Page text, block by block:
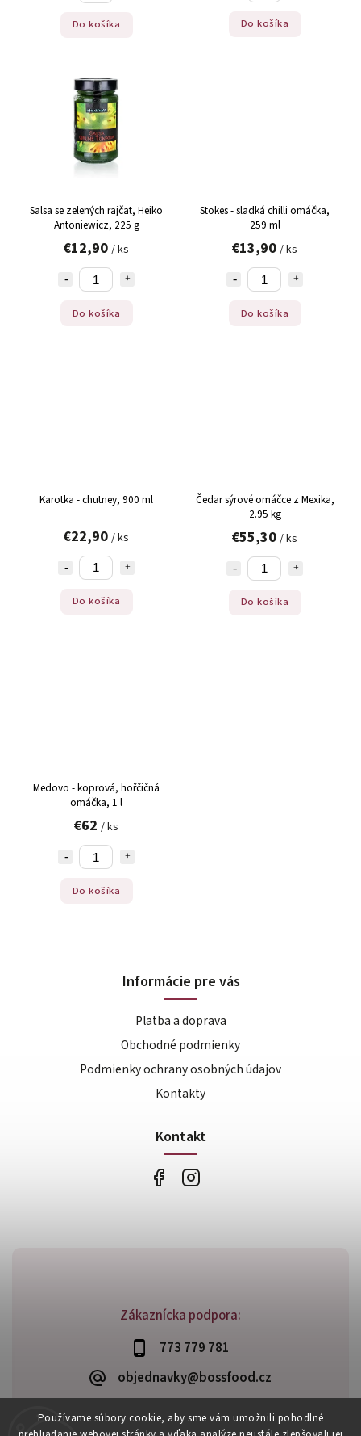
Používame súbory cookie, aby sme vám umožnili pohodlné
Do košíka Do košíka
Salsa se zelených rajčat, Heiko
Antoniewicz, 225 g
€12,90 / ks
Do košíka
Stokes - sladká chilli omáčka,
259 ml
€13,90 / ks
Do košíka
Karotka - chutney, 900 ml
€22,90 / ks
Do košíka
Čedar sýrové omáčce z Mexika,
2.95 kg
€55,30 / ks
Do košíka
Medovo - koprová, hořčičná
omáčka, 1 l
€62 / ks
Do košíka
Zákaznícka podpora:
773 779 781
objednavky@bossfood.cz
Informácie pre vás
Platba a doprava
Obchodné podmienky
Podmienky ochrany osobných údajov
Kontakty
Kontakt